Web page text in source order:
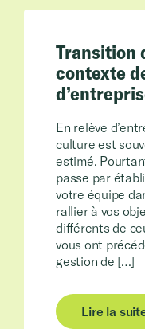
Transition
contexte
En relève
culture est
estimé.
passe par
votre équipe
rallier à vos
différents de
vous ont
gestion de […]
Lire la